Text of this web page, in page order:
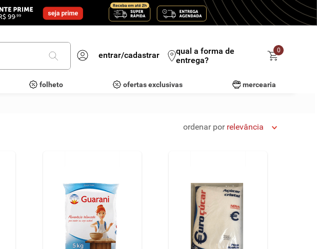
entrar/cadastrar
qual a forma de
entrega?
0
folheto ofertas exclusivas mercearia
ordenar por relevância